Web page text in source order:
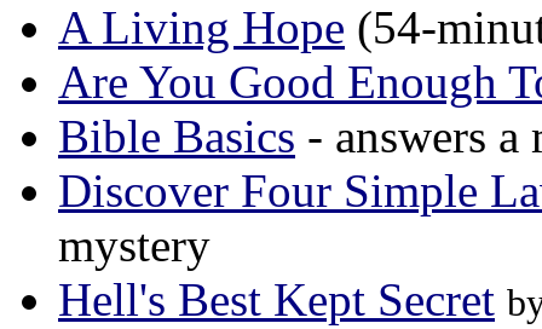
A Living Hope (54-
Are You Good Enough
Bible Basics - answers
Discover Four Simple
mystery
Hell's Best Kept Secret